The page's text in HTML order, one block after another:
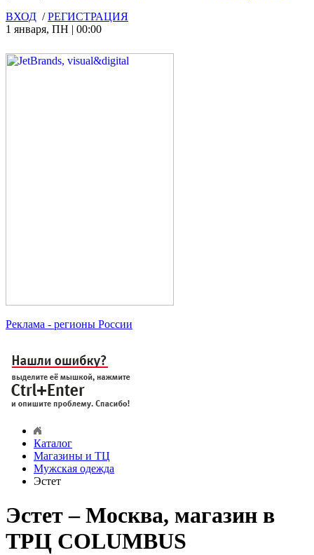
ВХОД /РЕГИСТРАЦИЯ
1 января, ПН | 00:00
Реклама - регионы России
Каталог
Магазины и ТЦ
Мужская одежда
Эстет
Эстет – Москва, магазин в
ТРЦ COLUMBUS